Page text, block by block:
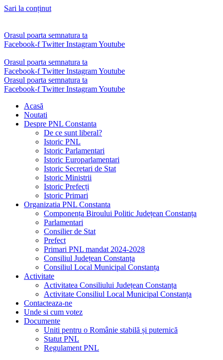
Sari la conținut
Orasul poarta semnatura ta
Facebook-f Twitter InstagramYoutube
Orasul poarta semnatura ta
Facebook-f Twitter InstagramYoutube
Orasul poarta semnatura ta
Facebook-f Twitter InstagramYoutube
Acasă
Noutati
Despre PNL Constanta
De ce sunt liberal?
Istoric PNL
Istoric Parlamentari
Istoric Europarlamentari
Istoric Secretari de Stat
Istoric Ministrii
Istoric Prefecți
Istoric Primari
Organizatia PNL Constanta
Componența Biroului Politic Județean Constanța
Parlamentari
Consilier de Stat
Prefect
Primari PNL mandat 2024-2028
Consiliul Județean Constanța
Consiliul Local Municipal Constanța
Activitate
Activitatea Consiliului Județean Constanța
Activitate Consiliul Local Municipal Constanța
Contacteaza-ne
Unde si cum votez
Documente
Uniti pentru o Românie stabilă și puternică
Statut PNL
Regulament PNL